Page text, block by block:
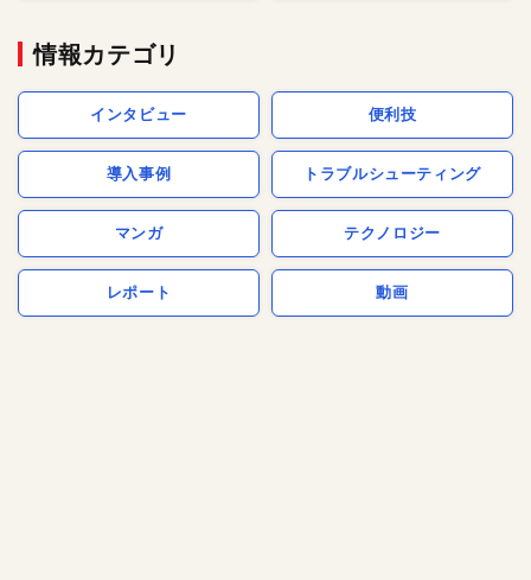
情報カテゴリ
インタビュー 便利技
導入事例 トラブルシューティング
マンガ テクノロジー
レポート 動画